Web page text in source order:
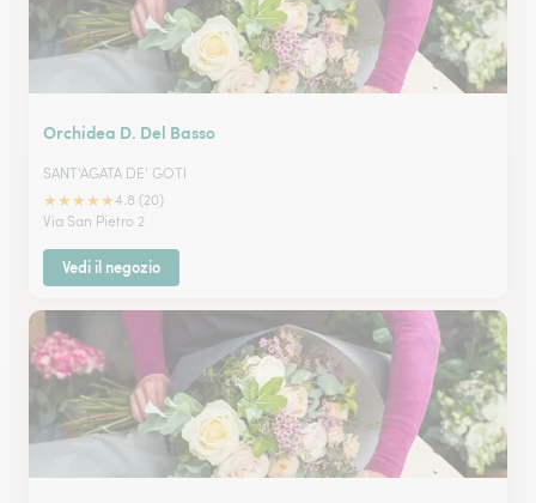
Orchidea D. Del Basso
SANT'AGATA DE' GOTI
★★★★★4.8 (20)
Via San Pietro 2
Vedi il negozio